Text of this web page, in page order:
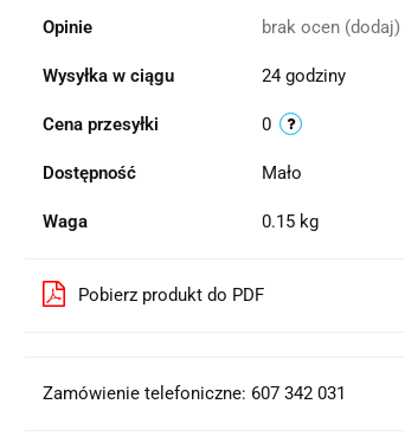
Opinie brak ocen (dodaj)
Wysyłka w ciągu 24 godziny
Cena przesyłki 0
Dostępność Mało
Waga 0.15 kg
Pobierz produkt do PDF
Zamówienie telefoniczne: 607 342 031